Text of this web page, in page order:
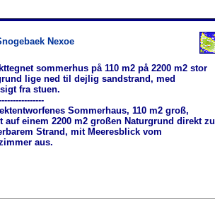
Nexoe
sommerhus på 110 m2 på 2200 m2 stor
lige ned til dejlig sandstrand, med
fra stuen.
Sommerhaus, 110 m2 groß,
auf einem 2200 m2 großen Naturgrund direkt zu
Strand, mit Meeresblick vom
aus.